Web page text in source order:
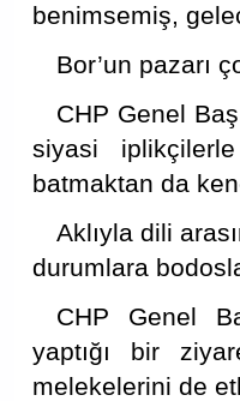
benimsemiş,
Bor’un pazarı
CHP Genel
siyasi
batmaktan da
Aklıyla dili
durumlara
CHP Genel
yaptığı bir
melekelerini de